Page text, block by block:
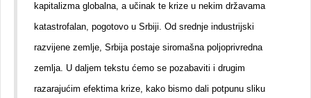
kapitalizma globalna, a učinak te krize u nekim državama
katastrofalan, pogotovo u Srbiji. Od srednje industrijski
razvijene zemlje, Srbija postaje siromašna poljoprivredna
zemlja. U daljem tekstu ćemo se pozabaviti i drugim
razarajućim efektima krize, kako bismo dali potpunu sliku